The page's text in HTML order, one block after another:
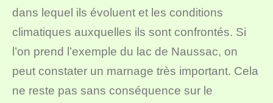
dans lequel ils évoluent et les conditions
climatiques auxquelles ils sont confrontés. Si
l’on prend l’exemple du lac de Naussac, on
peut constater un marnage très important. Cela
ne reste pas sans conséquence sur le